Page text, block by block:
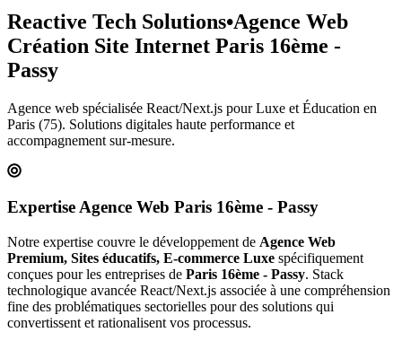
Reactive Tech Solutions•Agence Web
Création Site Internet Paris 16ème -
Passy
Agence web spécialisée React/Next.js pourLuxe et Éducation en
Paris (75). Solutions digitales haute performance et
accompagnement sur-mesure.
Expertise Agence Web Paris 16ème - Passy
Notre expertise couvre le développement de Agence Web
Premium, Sites éducatifs, E-commerce Luxe spécifiquement
conçues pour les entreprises de Paris 16ème - Passy. Stack
technologique avancée React/Next.js associée à une compréhension
fine des problématiques sectorielles pour des solutions qui
convertissent et rationalisent vos processus.